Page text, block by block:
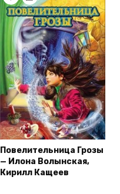
Повелительница Грозы
— Илона Волынская,
Кирилл Кащеев